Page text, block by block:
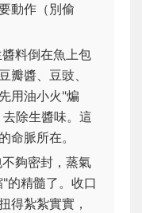
動作（別偷
料倒在魚上包
瓣醬、豆豉、
用油小火"煸
除生醬味。這
命脈所在。
夠密封，蒸氣
的精髓了。收口
得紮紮實實，